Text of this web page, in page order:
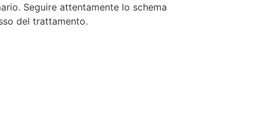
Seguire attentamente lo schema
del trattamento.